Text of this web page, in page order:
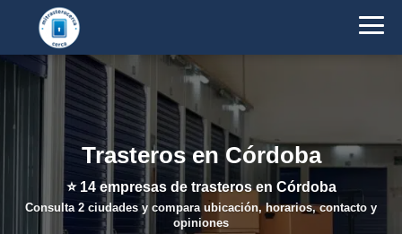
Trasteros en Córdoba
⭐ 14empresas de trasteros en Córdoba
Consulta 2 ciudades y compara ubicación, horarios, contacto y
opiniones